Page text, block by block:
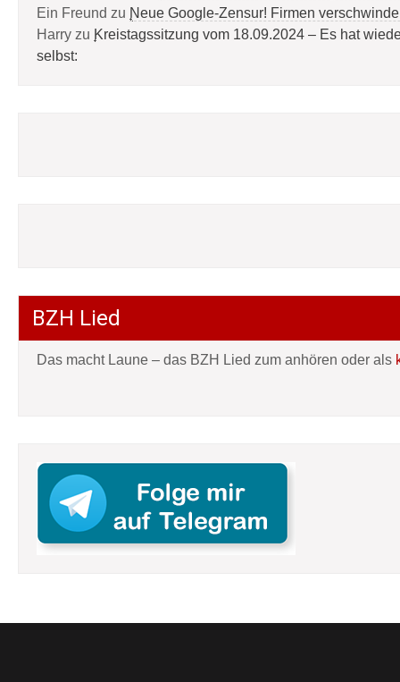
Ein Freund zu Neue Google-Zensur! Firmen
Harry zu Kreistagssitzung vom 18.09.2024 – Es hat
selbst:
BZH Lied
Das macht Laune – das BZH Lied zum anhören oder als